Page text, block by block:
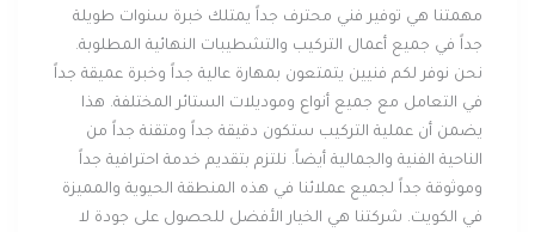
مهمتنا هي توفير فني محترف جداً يمتلك خبرة سنوات طويلة
جداً في جميع أعمال التركيب والتشطيبات النهائية المطلوبة.
نحن نوفر لكم فنيين يتمتعون بمهارة عالية جداً وخبرة عميقة جداً
في التعامل مع جميع أنواع وموديلات الستائر المختلفة. هذا
يضمن أن عملية التركيب ستكون دقيقة جداً ومتقنة جداً من
الناحية الفنية والجمالية أيضاً. نلتزم بتقديم خدمة احترافية جداً
وموثوقة جداً لجميع عملائنا في هذه المنطقة الحيوية والمميزة
في الكويت. شركتنا هي الخيار الأفضل للحصول على جودة لا